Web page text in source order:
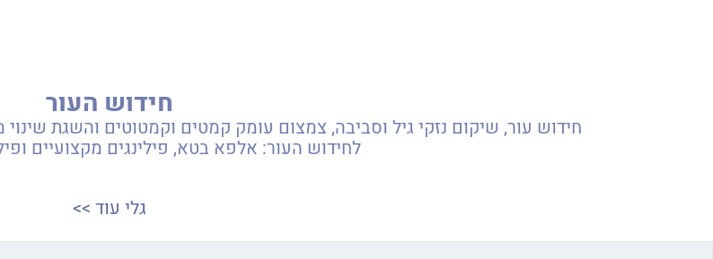
חידוש העור
לחידוש העור: אלפא בטא, פילינגים מקצועיים
גלי עוד >>